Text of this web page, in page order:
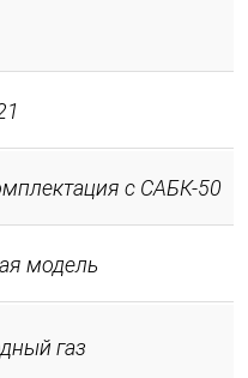
с САБК-50
модель
газ